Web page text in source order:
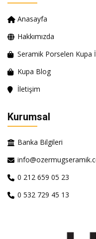
Anasayfa
Hakkımızda
Seramik Porselen Kupa
Kupa Blog
İletişim
Kurumsal
Banka Bilgileri
0 212 659 05 23
0 532 729 45 13